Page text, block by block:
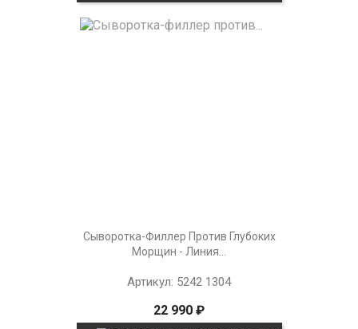
Сыворотка-Филлер Против Глубоких
Морщин - Линия...
Артикул: 5242 1304
22 990 ₽